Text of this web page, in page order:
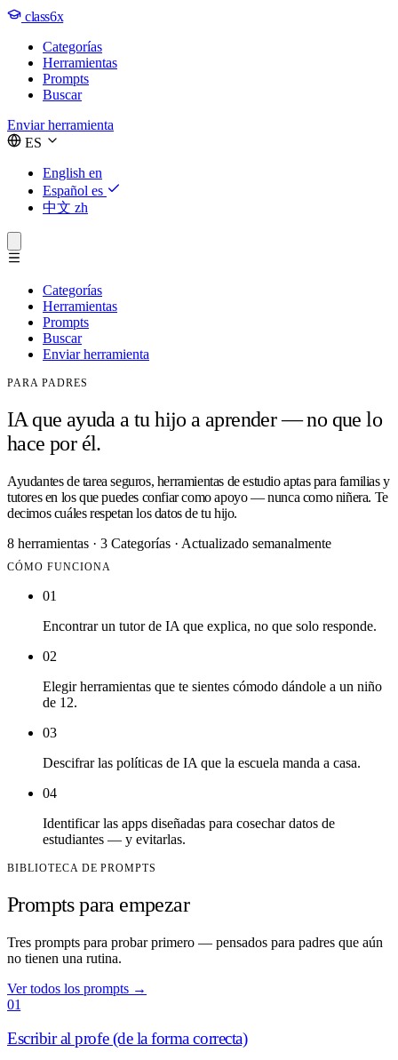
class6x
Categorías
Herramientas
Prompts
Buscar
Enviar herramienta
ES
English en
Español es
中文 zh
Categorías
Herramientas
Prompts
Buscar
Enviar herramienta
PARA PADRES
IA que ayuda a tu hijo a aprender — no que lo
hace por él.
Ayudantes de tarea seguros, herramientas de estudio aptas para familias y
tutores en los que puedes confiar como apoyo — nunca como niñera. Te
decimos cuáles respetan los datos de tu hijo.
8 herramientas · 3 Categorías · Actualizado semanalmente
CÓMO FUNCIONA
01
Encontrar un tutor de IA que explica, no que solo responde.
02
Elegir herramientas que te sientes cómodo dándole a un niño
de 12.
03
Descifrar las políticas de IA que la escuela manda a casa.
04
Identificar las apps diseñadas para cosechar datos de
estudiantes — y evitarlas.
BIBLIOTECA DE PROMPTS
Prompts para empezar
Tres prompts para probar primero — pensados para padres que aún
no tienen una rutina.
Ver todos los prompts →
01
Escribir al profe (de la forma correcta)